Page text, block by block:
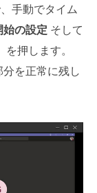
手動でタイム
始の設定 そして
押します。
を正常に残し